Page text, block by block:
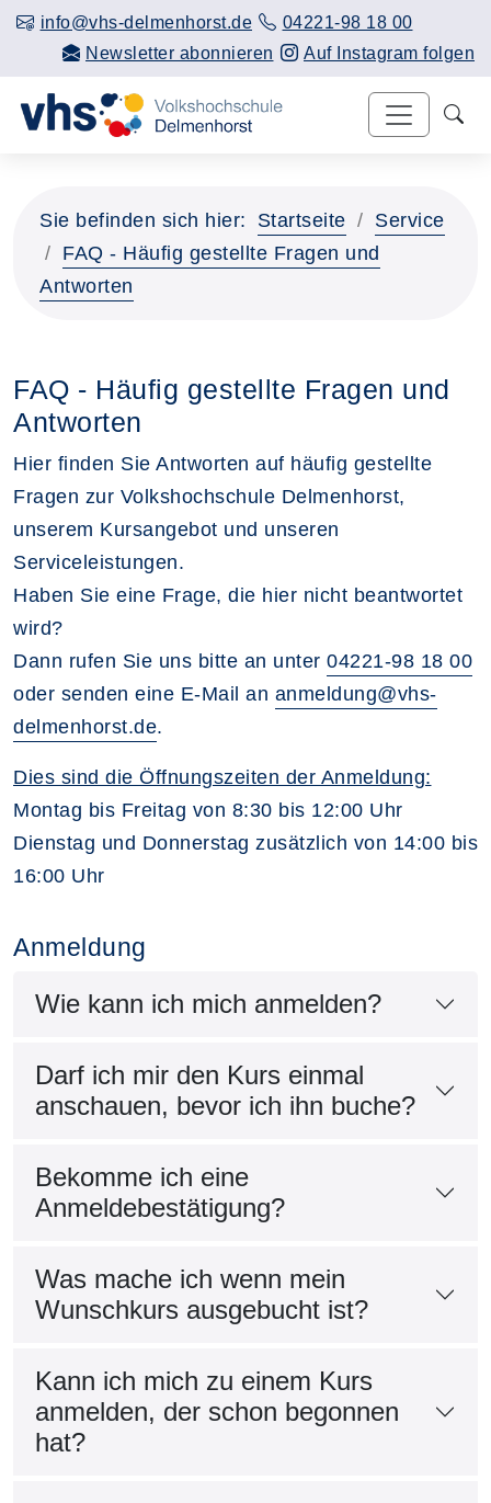
info@vhs-delmenhorst.de
04221-98 18 00
Newsletter abonnieren
Auf Instagram folgen
Sie befinden sich hier: Startseite
Service
FAQ - Häufig gestellte Fragen und
Antworten
FAQ - Häufig gestellte Fragen und
Antworten
Hier finden Sie Antworten auf häufig gestellte
Fragen zur Volkshochschule Delmenhorst,
unserem Kursangebot und unseren
Serviceleistungen.
Haben Sie eine Frage, die hier nicht beantwortet
wird?
Dann rufen Sie uns bitte an unter 04221-98 18 00
oder senden eine E-Mail an anmeldung@vhs-
delmenhorst.de.
Dies sind die Öffnungszeiten der Anmeldung:
Montag bis Freitag von 8:30 bis 12:00 Uhr
Dienstag und Donnerstag zusätzlich von 14:00 bis
16:00 Uhr
Anmeldung
Wie kann ich mich anmelden?
Darf ich mir den Kurs einmal
anschauen, bevor ich ihn buche?
Bekomme ich eine
Anmeldebestätigung?
Was mache ich wenn mein
Wunschkurs ausgebucht ist?
Kann ich mich zu einem Kurs
anmelden, der schon begonnen
hat?